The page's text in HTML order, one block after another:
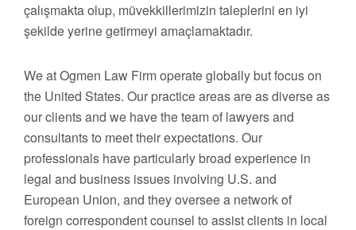
çalışmakta olup, müvekkillerimizin taleplerini en iyi
şekilde yerine getirmeyi amaçlamaktadır.
We at Ogmen Law Firm operate globally but focus on
the United States. Our practice areas are as diverse as
our clients and we have the team of lawyers and
consultants to meet their expectations. Our
professionals have particularly broad experience in
legal and business issues involving U.S. and
European Union, and they oversee a network of
foreign correspondent counsel to assist clients in local